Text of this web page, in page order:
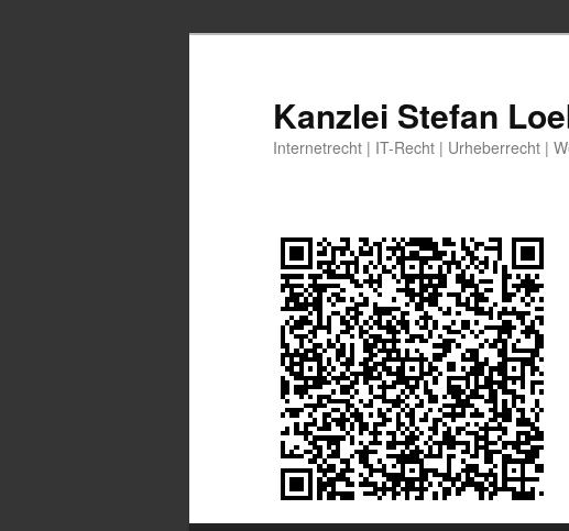
Kanzlei Stefan
Internetrecht | IT-Recht | Urheberrecht |